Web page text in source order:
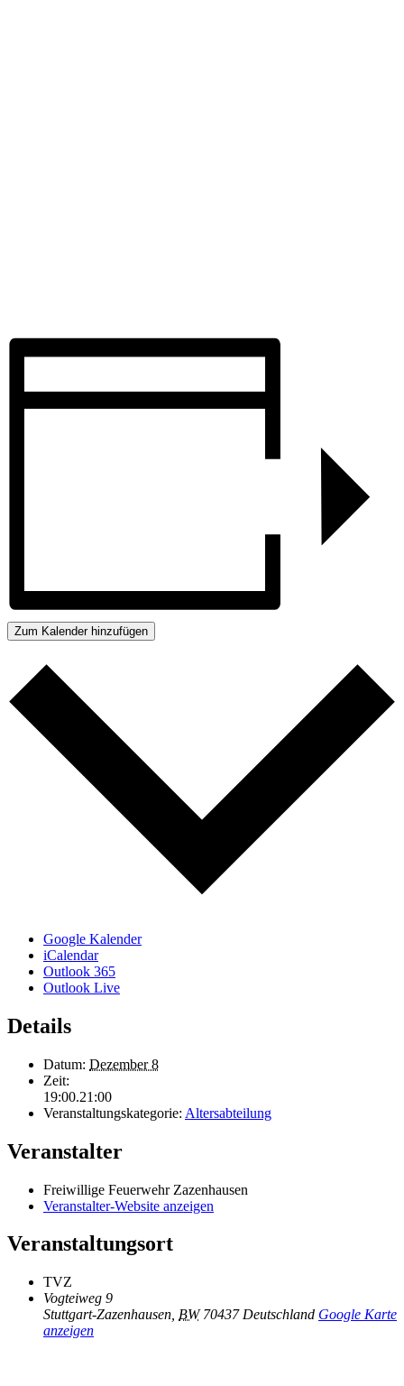
Zum Kalender hinzufügen
Google Kalender
iCalendar
Outlook 365
Outlook Live
Details
Datum: Dezember 8
Zeit:
19:00.21:00
Veranstaltungskategorie: Altersabteilung
Veranstalter
Freiwillige Feuerwehr Zazenhausen
Veranstalter-Website anzeigen
Veranstaltungsort
TVZ
Vogteiweg 9
Stuttgart-Zazenhausen BW 70437 Deutschland Google Karte
anzeigen